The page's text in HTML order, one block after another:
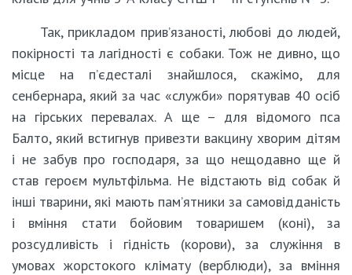
Так, прикладом прив’язаності, любові до людей,
покірності та лагідності є собаки. Тож не дивно, що
місце на п’єдесталі знайшлося, скажімо, для
сенбернара, який за час «служби» порятував 40 осіб
на гірських перевалах. А ще – для відомого пса
Балто, який встигнув привезти вакцину хворим дітям
і не забув про господаря, за що нещодавно ще й
став героєм мультфільма. Не відстають від собак й
інші тварини, які мають пам’ятники за самовідданість
і вміння стати бойовим товаришем (коні), за
розсудливість і гідність (корови), за служіння в
умовах жорстокого клімату (верблюди), за вміння